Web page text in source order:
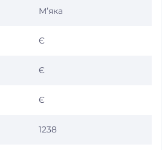
Мʼяка
Є
Є
Є
1238